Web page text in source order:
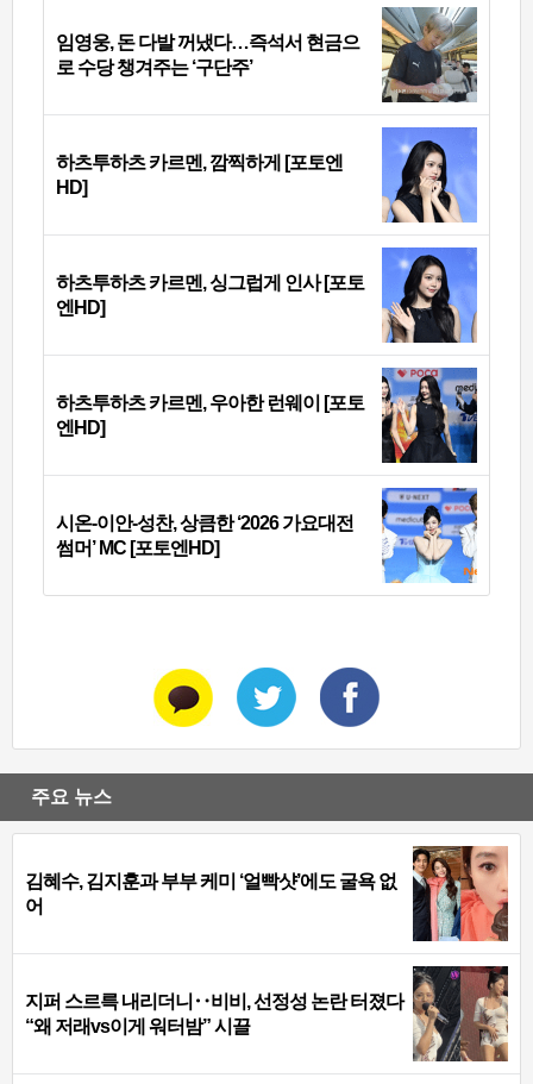
임영웅, 돈 다발 꺼냈다…즉석서 현금으
로 수당 챙겨주는 ‘구단주’
하츠투하츠 카르멘, 깜찍하게 [포토엔
HD]
하츠투하츠 카르멘, 싱그럽게 인사 [포토
엔HD]
하츠투하츠 카르멘, 우아한 런웨이 [포토
엔HD]
시온-이안-성찬, 상큼한 ‘2026 가요대전
썸머’ MC [포토엔HD]
주요 뉴스
김혜수, 김지훈과 부부 케미 ‘얼빡샷’에도 굴욕 없
어
지퍼 스르륵 내리더니‥비비, 선정성 논란 터졌다
“왜 저래vs이게 워터밤” 시끌